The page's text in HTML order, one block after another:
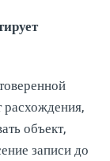
расхождения,
объект,
записи до